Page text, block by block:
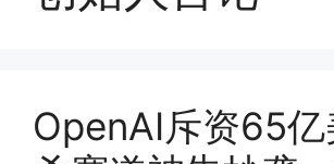
OpenAI斥资65